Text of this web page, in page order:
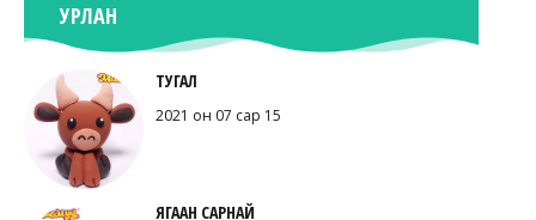
УРЛАН
ТУГАЛ
2021 он 07 сар 15
ЯГААН САРНАЙ